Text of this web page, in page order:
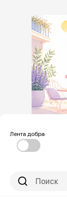
Лента добра